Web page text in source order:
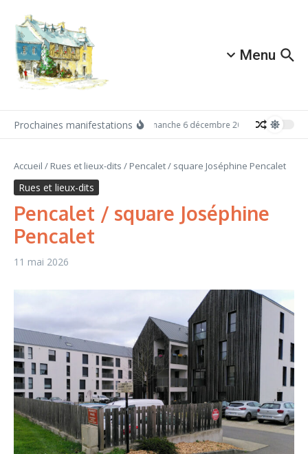
Menu
Prochaines manifestations Dimanche 6 décembre 2026:
Accueil / Rues et lieux-dits / Pencalet / square Joséphine Pencalet
Rues et lieux-dits
Pencalet / square Joséphine
Pencalet
11 mai 2026